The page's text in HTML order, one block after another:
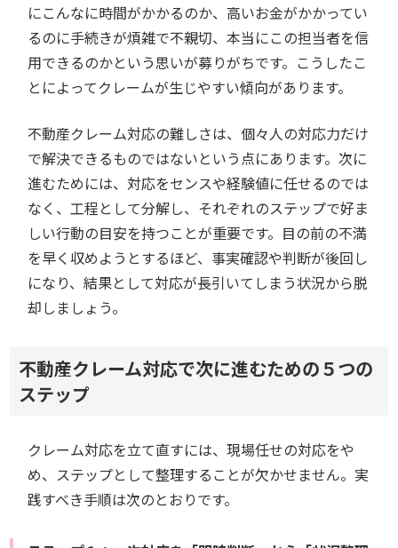
にこんなに時間がかかるのか、高いお金がかかってい
るのに手続きが煩雑で不親切、本当にこの担当者を信
用できるのかという思いが募りがちです。こうしたこ
とによってクレームが生じやすい傾向があります。
不動産クレーム対応の難しさは、個々人の対応力だけ
で解決できるものではないという点にあります。次に
進むためには、対応をセンスや経験値に任せるのでは
なく、工程として分解し、それぞれのステップで好ま
しい行動の目安を持つことが重要です。目の前の不満
を早く収めようとするほど、事実確認や判断が後回し
になり、結果として対応が長引いてしまう状況から脱
却しましょう。
不動産クレーム対応で次に進むための５つの
ステップ
クレーム対応を立て直すには、現場任せの対応をや
め、ステップとして整理することが欠かせません。実
践すべき手順は次のとおりです。